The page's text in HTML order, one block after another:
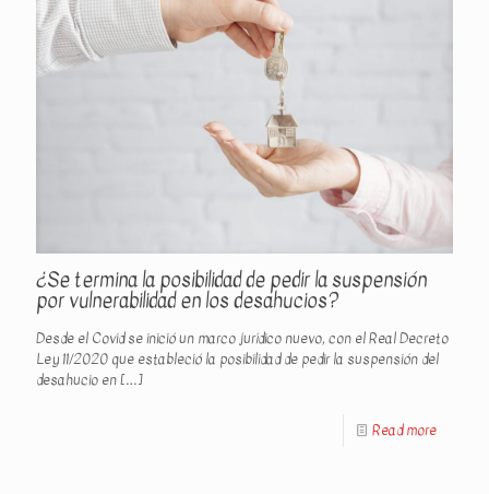
¿Se termina la posibilidad de pedir la suspensión
por vulnerabilidad en los desahucios?
Desde el Covid se inició un marco jurídico nuevo, con el Real Decreto
Ley 11/2020 que estableció la posibilidad de pedir la suspensión del
desahucio en[…]
Read more